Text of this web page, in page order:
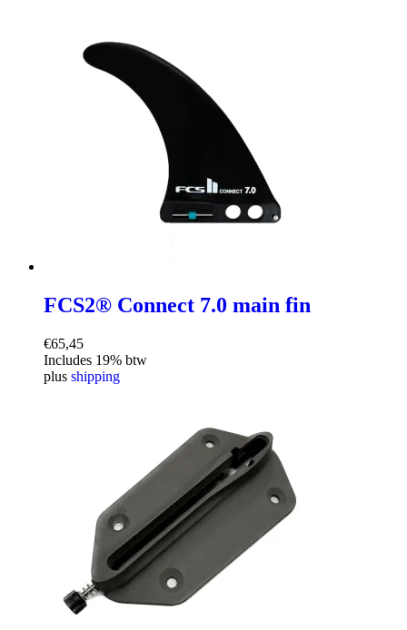
FCS2® Connect 7.0 main fin
€65,45
Includes 19% btw
plus shipping